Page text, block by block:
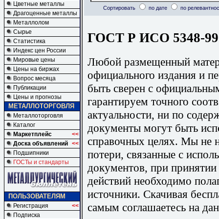
Цветные металлы
Драгоценные металлы
Металлолом
Сырье
Статистика
Индекс цен России
Мировые цены
Цены на биржах
Вопрос месяца
Публикации
Цены и прогнозы
МЕТАЛЛОТОРГОВЛЯ
Металлоторговля
Каталог
Маркетплейс
<<
Доска объявлений <<
Подшипники
ГОСТы и стандарты
ПОЛЬЗОВАТЕЛЯМ
Регистрация
<<
Подписка
Сортировать по дате по
ГОСТ Р ИСО 5348-99
Любой размещенный
официального издания и
быть сверен с
гарантируем точного
актуальности, ни по
документы могут быть
справочных целях. Мы не
потери, связанные с
документов, при
действий необходимо
источники. Скачивая
самым соглашаетесь на